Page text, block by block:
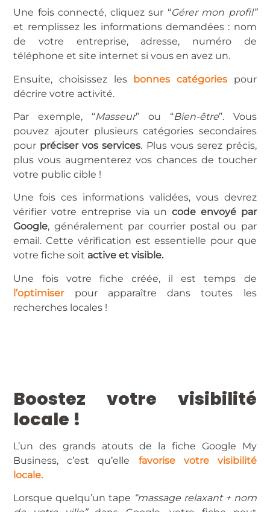
Une fois connecté, cliquez sur “Gérer mon profil”
et remplissez les informations demandées : nom
de votre entreprise, adresse, numéro de
téléphone et site internet si vous en avez un.
Ensuite, choisissez lesbonnes catégories pour
décrire votre activité.
Par exemple, “Masseur” ou “Bien-être”. Vous
pouvez ajouter plusieurs catégories secondaires
pour préciser vos services. Plus vous serez précis,
plus vous augmenterez vos chances de toucher
votre public cible !
Une fois ces informations validées, vous devrez
vérifier votre entreprise via uncode envoyé par
Google, généralement par courrier postal ou par
email. Cette vérification est essentielle pour que
votre fiche soit active et visible.
Une fois votre fiche créée, il est temps de
l’optimiserpour apparaître dans toutes les
recherches locales !
Boostez votre visibilité
locale !
L’un des grands atouts de la fiche Google My
Business, c’est qu’elle favorise votre visibilité
locale.
Lorsque quelqu’un tape “massage relaxant + nom